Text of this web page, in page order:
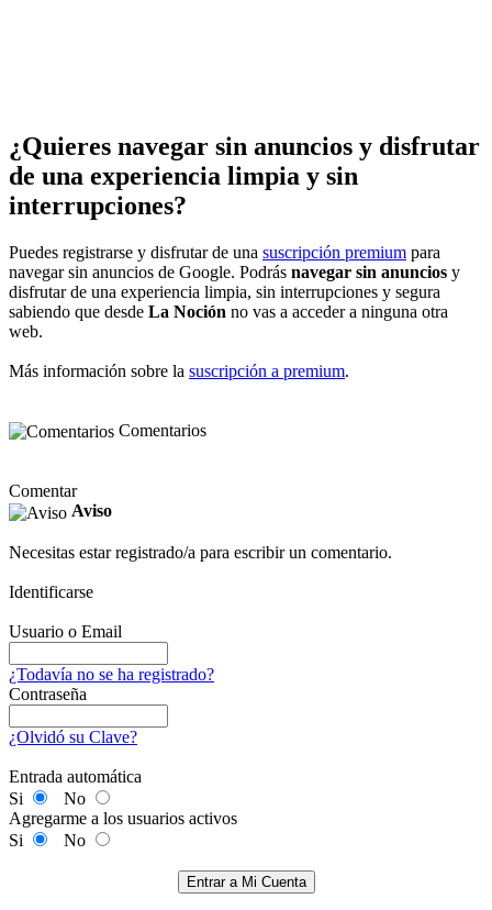
¿Quieres navegar sin anuncios y disfrutar
de una experiencia limpia y sin
interrupciones?
Puedes registrarse y disfrutar de una suscripción premium para
navegar sin anuncios de Google. Podrás navegar sin anuncios y
disfrutar de una experiencia limpia, sin interrupciones y segura
sabiendo que desde La Noción no vas a acceder a ninguna otra
web.
Más información sobre la suscripción a premium.
Comentarios
Comentar
Aviso
Necesitas estar registrado/a para escribir un comentario.
Identificarse
Usuario o Email
¿Todavía no se ha registrado?
Contraseña
¿Olvidó su Clave?
Entrada automática
Si
No
Agregarme a los usuarios activos
Si
No
Entrar a Mi Cuenta